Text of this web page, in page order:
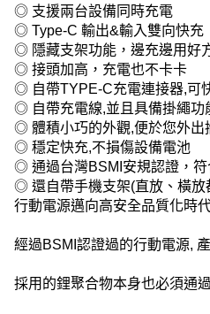
◎ 支援兩台設備同時充電
◎ Type-C 輸出&輸入雙向快充
◎ 隱藏支架功能，邊充邊用好
◎ 接頭加高，充電也不卡卡
◎ 自帶TYPE-C充電連接器,可
◎ 自帶充電線,並且具備掛繩功
◎ 體積小巧的外觀,便於您外出
◎ 穩定快充,不損傷設備電池
◎ 通過台灣BSMI安規認證，
◎ 還自帶手機支架(直放、橫放
行動電源邁向高安全品質化時
經過BSMI認證過的行動電源,
採用的鋰聚合物本身也必須通